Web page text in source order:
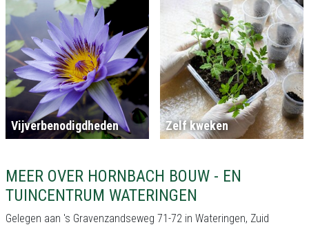
Vijverbenodigdheden Zelf kweken
MEER OVER HORNBACH BOUW - EN
TUINCENTRUM WATERINGEN
Gelegen aan 's Gravenzandseweg 71-72 in Wateringen, Zuid